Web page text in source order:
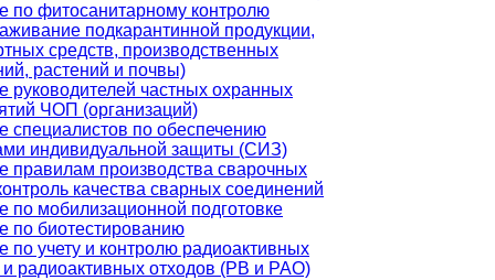
по фитосанитарному контролю
подкарантинной продукции,
средств, производственных
растений и почвы)
руководителей частных охранных
ЧОП (организаций)
специалистов по обеспечению
индивидуальной защиты (СИЗ)
правилам производства сварочных
качества сварных соединений
по мобилизационной подготовке
по биотестированию
по учету и контролю радиоактивных
радиоактивных отходов (РВ и РАО)